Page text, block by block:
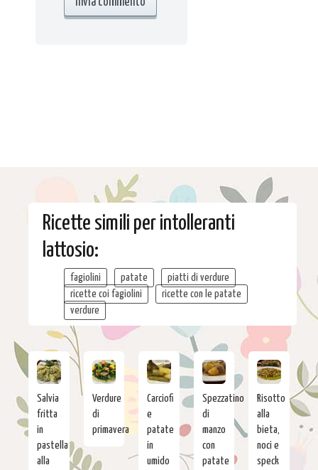
Ricette simili per intolleranti
lattosio:
fagiolini patate
piatti di verdure
ricette coi fagiolini
ricette con le patate
verdure
Salvia
fritta
in
pastella
alla
Verdure
di
primavera
Carciofi
e
patate
in
umido
Spezzatino
di
manzo
con
patate
Risotto
alla
bieta,
noci e
speck